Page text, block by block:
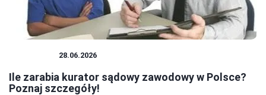
28.06.2026
Ile zarabia kurator sądowy zawodowy w Polsce?
Poznaj szczegóły!